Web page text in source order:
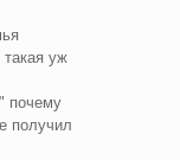
уж
почему
получил